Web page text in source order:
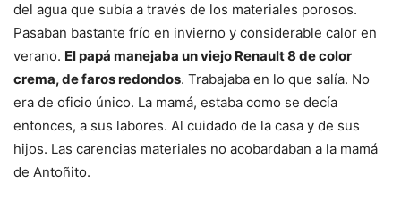
del agua que subía a través de los materiales porosos.
Pasaban bastante frío en invierno y considerable calor en
verano. El papá manejaba un viejo Renault 8 de color
crema, de faros redondos. Trabajaba en lo que salía. No
era de oficio único. La mamá, estaba como se decía
entonces, a sus labores. Al cuidado de la casa y de sus
hijos. Las carencias materiales no acobardaban a la mamá
de Antoñito.